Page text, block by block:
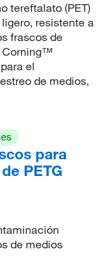
tereftalato (PET)
resistente a
frascos de
Corning™
el
de medios,
para
PETG
de medios